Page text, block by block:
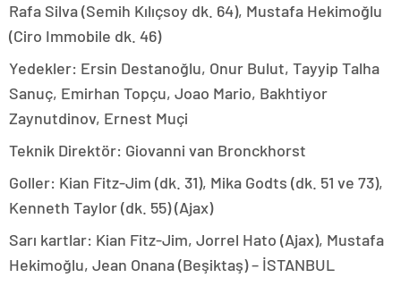
Rafa Silva (Semih Kılıçsoy dk. 64), Mustafa Hekimoğlu
(Ciro Immobile dk. 46)
Yedekler: Ersin Destanoğlu, Onur Bulut, Tayyip Talha
Sanuç, Emirhan Topçu, Joao Mario, Bakhtiyor
Zaynutdinov, Ernest Muçi
Teknik Direktör: Giovanni van Bronckhorst
Goller: Kian Fitz-Jim (dk. 31), Mika Godts (dk. 51 ve 73),
Kenneth Taylor (dk. 55) (Ajax)
Sarı kartlar: Kian Fitz-Jim, Jorrel Hato (Ajax), Mustafa
Hekimoğlu, Jean Onana (Beşiktaş) – İSTANBUL